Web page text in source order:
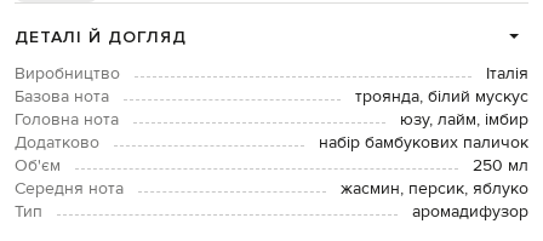
ДЕТАЛІ Й ДОГЛЯД
Виробництво
Італія
Базова нота
троянда, білий мускус
Головна нота
юзу, лайм, імбир
Додатково
набір бамбукових паличок
Об'єм
250 мл
Середня нота
жасмин, персик, яблуко
Тип
аромадифузор